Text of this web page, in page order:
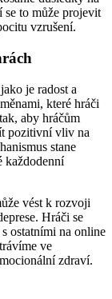
to může projevit
vzrušení.
je radost a
které hráči
aby hráčům
pozitivní vliv na
stane
každodenní
vést k rozvoji
Hráči se
ostatními na online
ve
zdraví.